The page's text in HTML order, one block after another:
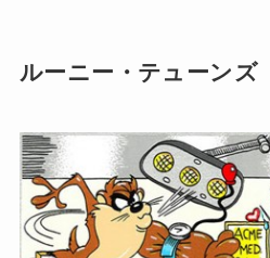
ルーニー・テューンズ